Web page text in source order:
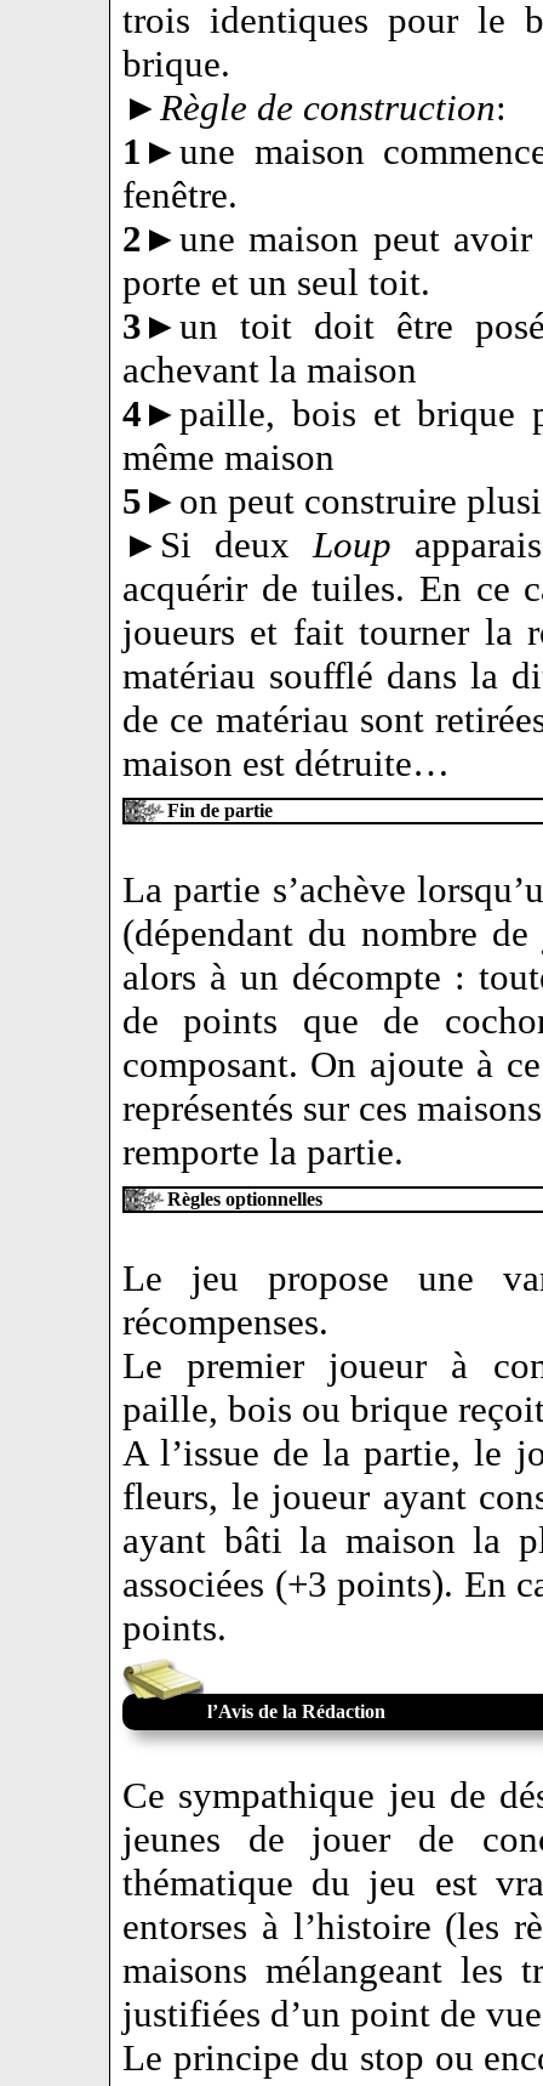
trois identiques pour le
brique.
►Règle de construction:
1 ►une maison
fenêtre.
2 ►une maison peut avoir
porte et un seul toit.
3 ►un toit doit être
achevant la maison
4 ►paille, bois et brique
même maison
5 ►on peut construire
►Si deuxLoup
acquérir de tuiles. En ce
joueurs et fait tourner la
matériau soufflé dans la
de ce matériau sont
maison est détruite…
Fin de partie
La partie s’achève
(dépendant du nombre
alors à un décompte :
de points que de
composant. On ajoute à
représentés sur ces
remporte la partie.
Règles optionnelles
Le jeu propose une
récompenses.
Le premier joueur à
paille, bois ou brique
A l’issue de la partie, le
fleurs, le joueur ayant
ayant bâti la maison la
associées (+3 points). En
points.
l’Avis de la Rédaction
Ce sympathique jeu de
jeunes de jouer de
thématique du jeu est
entorses à l’histoire (les
maisons mélangeant les
justifiées d’un point de
Le principe du stop ou